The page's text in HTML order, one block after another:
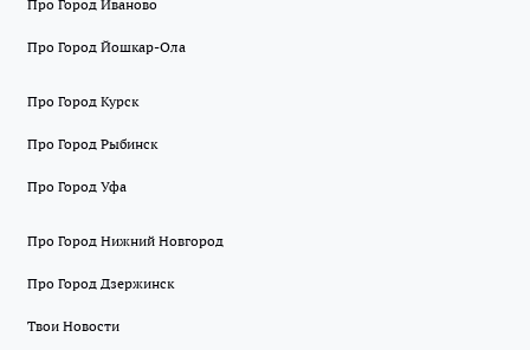
Про Город Иваново
Про Город Йошкар-Ола
Про Город Курск
Про Город Рыбинск
Про Город Уфа
Про Город Нижний Новгород
Про Город Дзержинск
Твои Новости